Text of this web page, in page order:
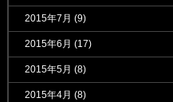
2015年7月 (9)
2015年6月 (17)
2015年5月 (8)
2015年4月 (8)